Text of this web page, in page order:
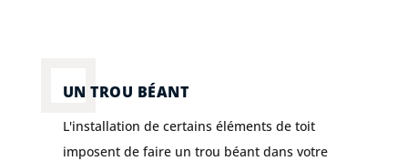
UN TROU BÉANT
L'installation de certains éléments de toit
imposent de faire un trou béant dans votre